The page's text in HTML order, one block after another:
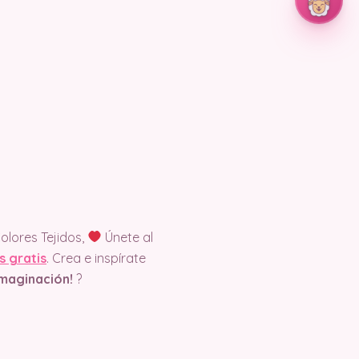
Tejidos,
Únete al
gratis. Crea e inspírate
?